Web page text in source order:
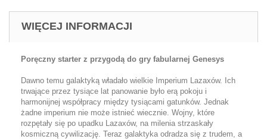
WIĘCEJ INFORMACJI
Poręczny starter z przygodą do gry fabularnej Genesys
Dawno temu galaktyką władało wielkie Imperium Lazaxów. Ich
trwające przez tysiące lat panowanie było erą pokoju i
harmonijnej współpracy między tysiącami gatunków. Jednak
żadne imperium nie może istnieć wiecznie. Wojny, które
rozpętały się po upadku Lazaxów, na milenia strzaskały
kosmiczną cywilizację. Teraz galaktyka odradza się z trudem, a